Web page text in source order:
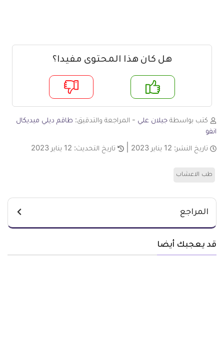
هل كان هذا المحتوى مفيدا؟
لا
كتب بواسطة جيلان علي - المراجعة والتدقيق: طاقم ديلي ميديكال
انفو
تاريخ النشر: 12 يناير 2023 تاريخ التحديث: 12 يناير 2023
طب الاعشاب
المراجع
قد يعجبك أيضا